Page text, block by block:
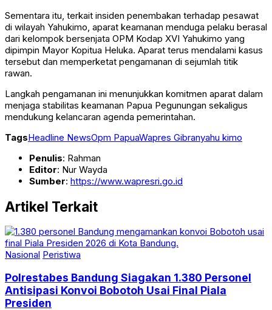
Sementara itu, terkait insiden penembakan terhadap pesawat
di wilayah Yahukimo, aparat keamanan menduga pelaku berasal
dari kelompok bersenjata OPM Kodap XVI Yahukimo yang
dipimpin Mayor Kopitua Heluka. Aparat terus mendalami kasus
tersebut dan memperketat pengamanan di sejumlah titik
rawan.
Langkah pengamanan ini menunjukkan komitmen aparat dalam
menjaga stabilitas keamanan Papua Pegunungan sekaligus
mendukung kelancaran agenda pemerintahan.
TagsHeadline NewsOpm PapuaWapres Gibranyahu kimo
Penulis: Rahman
Editor: Nur Wayda
Sumber: https://www.wapresri.go.id
Artikel Terkait
Nasional Peristiwa
Polrestabes Bandung Siagakan 1.380 Personel
Antisipasi Konvoi Bobotoh Usai Final Piala
Presiden